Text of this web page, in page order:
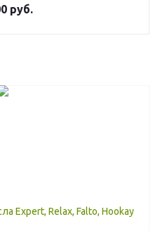
руб.
Expert, Relax, Falto, Hookay